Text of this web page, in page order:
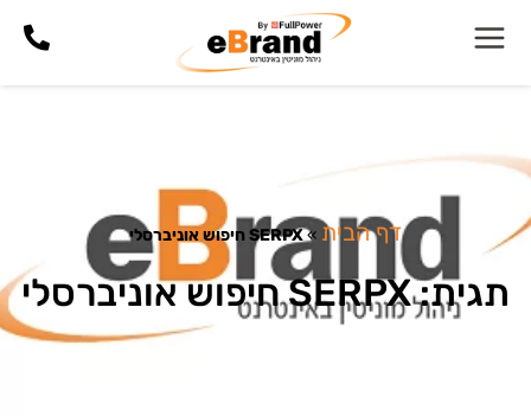
דף הבית »SERPX חיפוש אוניברסלי
תגית: SERPX חיפוש אוניברסלי